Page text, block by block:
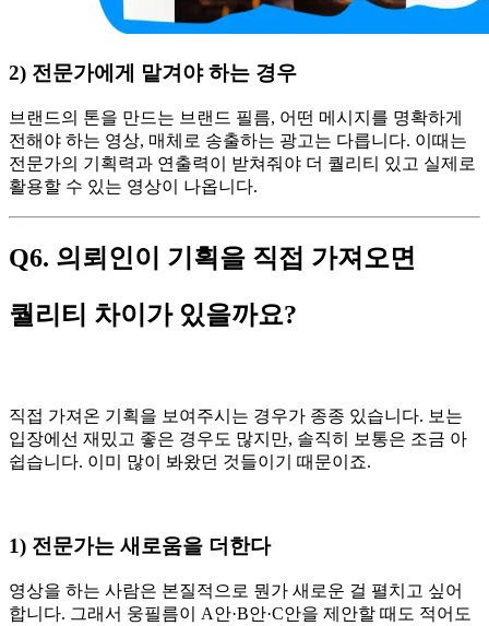
2) 전문가에게 맡겨야 하는 경우
브랜드의 톤을 만드는 브랜드 필름, 어떤 메시지를 명확하게
전해야 하는 영상, 매체로 송출하는 광고는 다릅니다. 이때는
전문가의 기획력과 연출력이 받쳐줘야 더 퀄리티 있고 실제로
활용할 수 있는 영상이 나옵니다.
Q6. 의뢰인이 기획을 직접 가져오면
퀄리티 차이가 있을까요?
직접 가져온 기획을 보여주시는 경우가 종종 있습니다. 보는
입장에선 재밌고 좋은 경우도 많지만, 솔직히 보통은 조금 아
쉽습니다. 이미 많이 봐왔던 것들이기 때문이죠.
1) 전문가는 새로움을 더한다
영상을 하는 사람은 본질적으로 뭔가 새로운 걸 펼치고 싶어
합니다. 그래서 웅필름이 A안·B안·C안을 제안할 때도 적어도